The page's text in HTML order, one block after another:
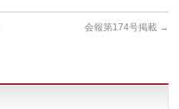
会報第174号掲載 →